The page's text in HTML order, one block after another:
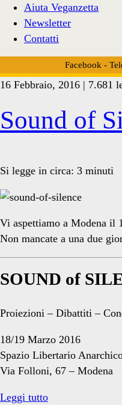
Aiuta Veganzetta
Newsletter
Contatti
Facebook -
16 Febbraio, 2016 | 7.681
Sound of
Si legge in circa: 3 minuti
Vi aspettiamo a Modena il
Non mancate a una due
SOUND of
Proiezioni – Dibattiti –
18/19 Marzo 2016
Spazio Libertario
Via Folloni, 67 – Modena
Leggi tuttoSound